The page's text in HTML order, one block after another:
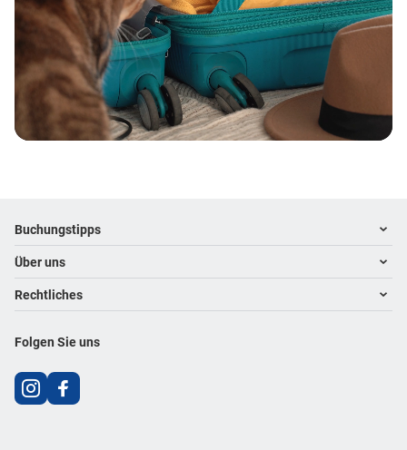
Footer navigation
Buchungstipps
Warum im Reisebüro buchen
Hoteltipps
Reisewelten
Über uns
Kontakt
Karriere
Rechtliches
AGB
Folgen Sie uns